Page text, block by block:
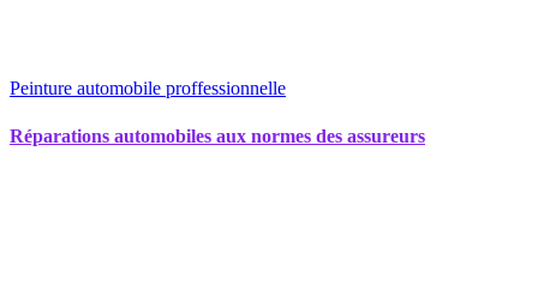
Peinture automobile proffessionnelle
Réparations automobiles aux normes des assureurs